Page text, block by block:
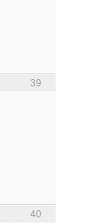
39
40